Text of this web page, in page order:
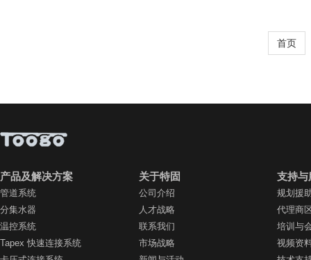
首页
产品及解决方案
管道系统
分集水器
温控系统
Tapex 快速连接系统
关于特固
公司介绍
人才战略
联系我们
市场战略
支持与
规划援
代理商
培训与
视频资